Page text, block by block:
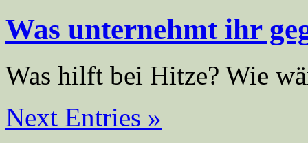
Was unternehmt ihr
Was hilft bei Hitze? Wie
Next Entries »